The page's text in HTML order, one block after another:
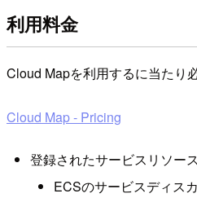
利用料金
Cloud Mapを利用するに当たり
Cloud Map - Pricing
登録されたサービスリソー
ECSのサービスディス